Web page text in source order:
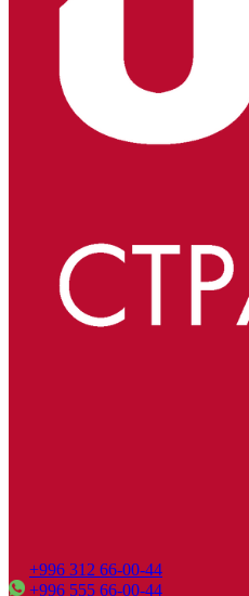
+996 312 66-00-44
+996 555 66-00-44